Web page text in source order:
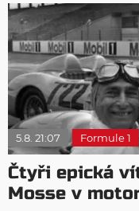
5.8. 21:07 Formule 1
Čtyři epická
Mosse v